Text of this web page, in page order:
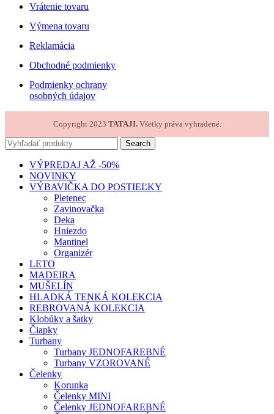
Vrátenie tovaru
Výmena tovaru
Reklamácia
Obchodné podmienky
Podmienky ochrany
osobných údajov
Copyright 2023 TATAJI. Všetky práva vyhradené.
Search
VÝPREDAJ AŽ -50%
NOVINKY
VÝBAVIČKA DO POSTIEĽKY
Pletenec
Zavinovačka
Deka
Hniezdo
Mantinel
Organizér
LETO
MADEIRA
MUŠELÍN
HLADKÁ TENKÁ KOLEKCIA
REBROVANÁ KOLEKCIA
Klobúky a šatky
Čiapky
Turbany
Turbany JEDNOFAREBNÉ
Turbany VZOROVANÉ
Čelenky
Korunka
Čelenky MINI
Čelenky JEDNOFAREBNÉ